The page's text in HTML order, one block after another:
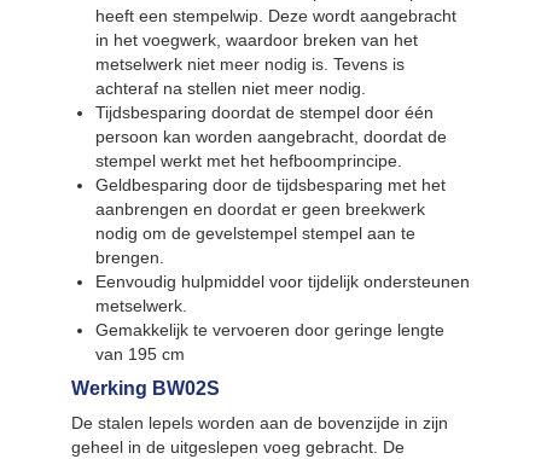
heeft een stempelwip. Deze wordt aangebracht
in het voegwerk, waardoor breken van het
metselwerk niet meer nodig is. Tevens is
achteraf na stellen niet meer nodig.
Tijdsbesparing doordat de stempel door één
persoon kan worden aangebracht, doordat de
stempel werkt met het hefboomprincipe.
Geldbesparing door de tijdsbesparing met het
aanbrengen en doordat er geen breekwerk
nodig om de gevelstempel stempel aan te
brengen.
Eenvoudig hulpmiddel voor tijdelijk ondersteunen
metselwerk.
Gemakkelijk te vervoeren door geringe lengte
van 195 cm
Werking BW02S
De stalen lepels worden aan de bovenzijde in zijn
geheel in de uitgeslepen voeg gebracht. De